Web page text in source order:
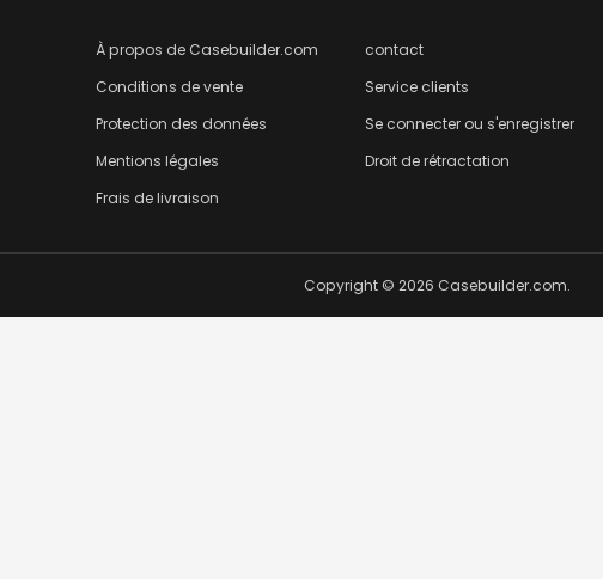
À propos de Casebuilder.com
Conditions de vente
Protection des données
Mentions légales
Frais de livraison
contact
Service clients
Se connecter ou s'enregistrer
Droit de rétractation
Copyright © 2026 Casebuilder.com.